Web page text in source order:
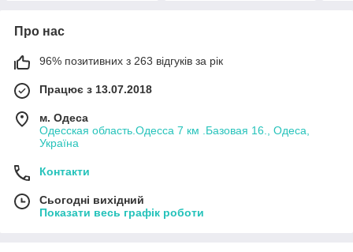
Про нас
96% позитивних з 263 відгуків за рік
Працює з 13.07.2018
м. Одеса
Одесская область.Одесса 7 км .Базовая 16., Одеса,
Україна
Контакти
Сьогодні вихідний
Показати весь графік роботи